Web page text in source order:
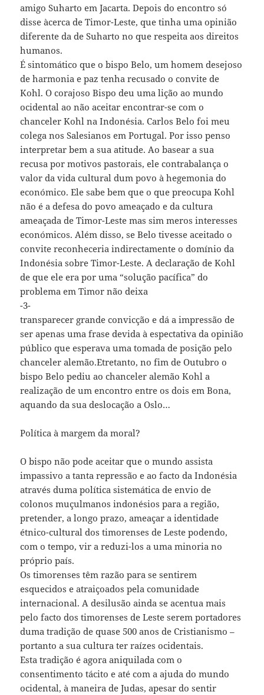
amigo Suharto em Jacarta. Depois do encontro só
disse àcerca de Timor-Leste, que tinha uma opinião
diferente da de Suharto no que respeita aos direitos
humanos.
É sintomático que o bispo Belo, um homem desejoso
de harmonia e paz tenha recusado o convite de
Kohl. O corajoso Bispo deu uma lição ao mundo
ocidental ao não aceitar encontrar-se com o
chanceler Kohl na Indonésia. Carlos Belo foi meu
colega nos Salesianos em Portugal. Por isso penso
interpretar bem a sua atitude. Ao basear a sua
recusa por motivos pastorais, ele contrabalança o
valor da vida cultural dum povo à hegemonia do
económico. Ele sabe bem que o que preocupa Kohl
não é a defesa do povo ameaçado e da cultura
ameaçada de Timor-Leste mas sim meros interesses
económicos. Além disso, se Belo tivesse aceitado o
convite reconheceria indirectamente o domínio da
Indonésia sobre Timor-Leste. A declaração de Kohl
de que ele era por uma “solução pacífica” do
problema em Timor não deixa
-3-
transparecer grande convicção e dá a impressão de
ser apenas uma frase devida à espectativa da opinião
público que esperava uma tomada de posição pelo
chanceler alemão.Etretanto, no fim de Outubro o
bispo Belo pediu ao chanceler alemão Kohl a
realização de um encontro entre os dois em Bona,
aquando da sua deslocação a Oslo…
Política à margem da moral?
O bispo não pode aceitar que o mundo assista
impassivo a tanta repressão e ao facto da Indonésia
através duma política sistemática de envio de
colonos muçulmanos indonésios para a região,
pretender, a longo prazo, ameaçar a identidade
étnico-cultural dos timorenses de Leste podendo,
com o tempo, vir a reduzi-los a uma minoria no
próprio país.
Os timorenses têm razão para se sentirem
esquecidos e atraiçoados pela comunidade
internacional. A desilusão ainda se acentua mais
pelo facto dos timorenses de Leste serem portadores
duma tradição de quase 500 anos de Cristianismo –
portanto a sua cultura ter raízes ocidentais.
Esta tradição é agora aniquilada com o
consentimento tácito e até com a ajuda do mundo
ocidental, à maneira de Judas, apesar do sentir